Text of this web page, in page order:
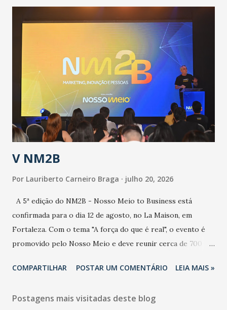
população suspeita e de cuidados com os ambientes
públicos e domiciliares. “Nós não estamos vivendo uma
epidemia comum, como temos em todos os anos, com
aumento de casos de dengue, influenza ou H1N1. Trata-se
de uma epidemia com um vírus diferente, com um poder de
contaminação maior que outros coronavírus”, apontou o
secretário. Segundo ele, é uma epidemia com chance de
contaminação alta, podendo gerar um grande risco à
população e ao sistema de saúde. “Precisamos saber fazer a
estratificação do risco da doença, para não so...
V NM2B
Por Lauriberto Carneiro Braga julho 20, 2026
A 5ª edição do NM2B - Nosso Meio to Business está
confirmada para o dia 12 de agosto, no La Maison, em
Fortaleza. Com o tema "A força do que é real", o evento é
promovido pelo Nosso Meio e deve reunir cerca de 700
e lideranças do Mercado Nacional. Desde 2022, o NM2B
de negócios do Nordeste, reunindo profissionais de marcas
COMPARTILHAR POSTAR UM COMENTÁRIO LEIA MAIS »
Postagens mais visitadas deste blog